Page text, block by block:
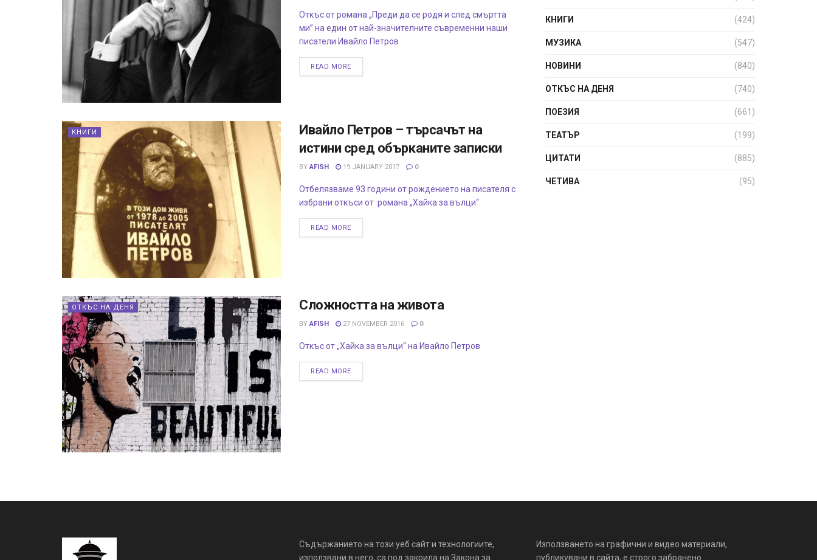
Откъс от романа „Преди да се родя и след смъртта
ми” на един от най-значителните съвременни наши
писатели Ивайло Петров
READ MORE
КНИГИ
Ивайло Петров – търсачът на
истини сред обърканите записки
BY AFISH 19 JANUARY 2017 0
Отбелязваме 93 години от рождението на писателя с
избрани откъси от романа „Хайка за вълци“
READ MORE
ОТКЪС НА ДЕНЯ Сложността на живота
BY AFISH 27 NOVEMBER 2016 0
Откъс от „Хайка за вълци“ на Ивайло Петров
READ MORE
КНИГИ (424)
МУЗИКА (547)
НОВИНИ (840)
ОТКЪС НА ДЕНЯ (740)
ПОЕЗИЯ (661)
ТЕАТЪР (199)
ЦИТАТИ (885)
ЧЕТИВА (95)
Съдържанието на този уеб сайт и технологиите,
използвани в него, са под закрила на Закона за
Използването на графични и видео материали,
публикувани в сайта, е строго забранено.